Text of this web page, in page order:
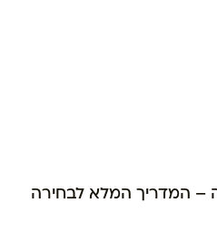
– המדריך המלא לבחירה